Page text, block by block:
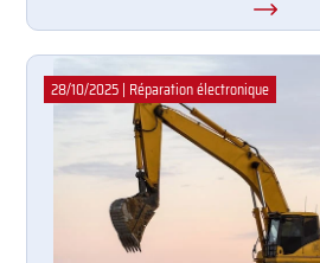
28/10/2025 | Réparation électronique